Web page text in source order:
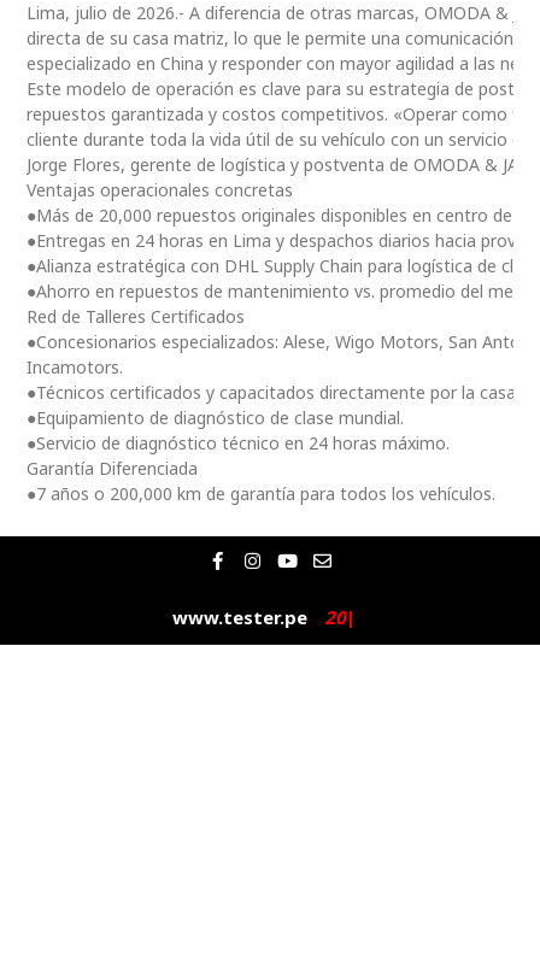
Lima, julio de 2026.- A diferencia de otras marcas, OMODA &
directa de su casa matriz, lo que le permite una comunicación
especializado en China y responder con mayor agilidad a las
Este modelo de operación es clave para su estrategia de
repuestos garantizada y costos competitivos. «Operar como
cliente durante toda la vida útil de su vehículo con un servicio
Jorge Flores, gerente de logística y postventa de OMODA &
Ventajas operacionales concretas
●Más de 20,000 repuestos originales disponibles en centro de
●Entregas en 24 horas en Lima y despachos diarios hacia
●Alianza estratégica con DHL Supply Chain para logística de
●Ahorro en repuestos de mantenimiento vs. promedio del
Red de Talleres Certificados
●Concesionarios especializados: Alese, Wigo Motors, San
Incamotors.
●Técnicos certificados y capacitados directamente por la casa
●Equipamiento de diagnóstico de clase mundial.
●Servicio de diagnóstico técnico en 24 horas máximo.
Garantía Diferenciada
●7 años o 200,000 km de garantía para todos los vehículos.
F
a
e
b
o
I
n
t
a
g
Y
o
t
u
b
E
n
e
l
o
www.tester.pe 202|